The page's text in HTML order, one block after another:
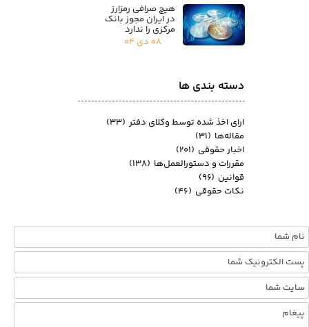
دسته بندی ها
هیچ صرافی رمزارز
در ایران مجوز بانک
مرکزی را ندارد
۰۸ دی ۰۴
ارای اخذ شده توسط وکلای دفتر (۳۳)
مقاله‌ها (۳۱)
اخبار حقوقی (۲۰۱)
مقررات و دستورالعمل‌ها (۱۳۸)
قوانین (۹۶)
نکات حقوقی (۴۶)